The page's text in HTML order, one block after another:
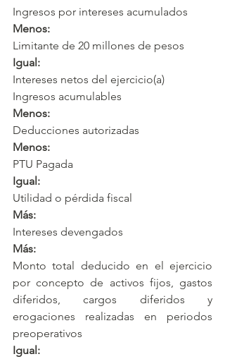
Ingresos por intereses acumulados
Menos:
Limitante de 20 millones de pesos
Igual:
Intereses netos del ejercicio(a)
Ingresos acumulables
Menos:
Deducciones autorizadas
Menos:
PTU Pagada
Igual:
Utilidad o pérdida fiscal
Más:
Intereses devengados
Más:
Monto total deducido en el ejercicio
por concepto de activos fijos, gastos
diferidos, cargos diferidos y
erogaciones realizadas en periodos
preoperativos
Igual: